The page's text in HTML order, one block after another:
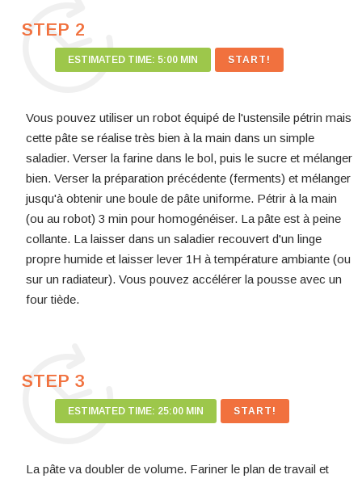
STEP 2
ESTIMATED TIME: 5:00 MIN
Vous pouvez utiliser un robot équipé de l'ustensile pétrin mais
cette pâte se réalise très bien à la main dans un simple
saladier. Verser la farine dans le bol, puis le sucre et mélanger
bien. Verser la préparation précédente (ferments) et mélanger
jusqu'à obtenir une boule de pâte uniforme. Pétrir à la main
(ou au robot) 3 min pour homogénéiser. La pâte est à peine
collante. La laisser dans un saladier recouvert d'un linge
propre humide et laisser lever 1H à température ambiante (ou
sur un radiateur). Vous pouvez accélérer la pousse avec un
four tiède.
STEP 3
ESTIMATED TIME: 25:00 MIN
La pâte va doubler de volume. Fariner le plan de travail et